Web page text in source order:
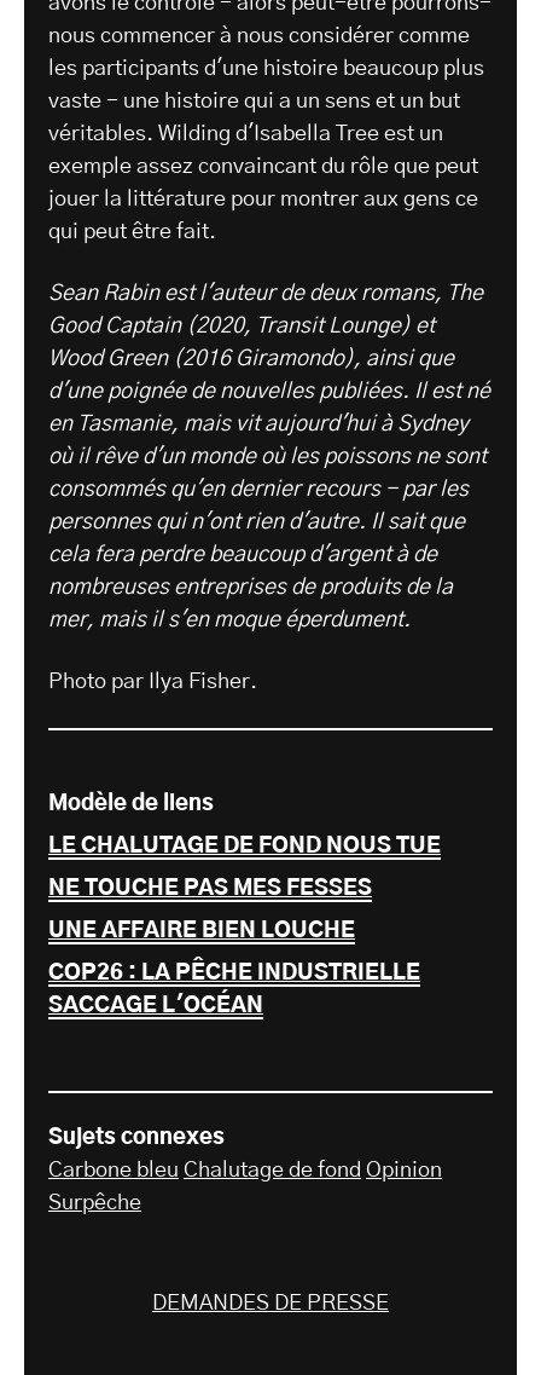
nous commencer à nous considérer comme
les participants d'une histoire beaucoup plus
vaste - une histoire qui a un sens et un but
véritables. Wilding d'Isabella Tree est un
exemple assez convaincant du rôle que peut
jouer la littérature pour montrer aux gens ce
qui peut être fait.
Sean Rabin est l'auteur de deux romans, The
Good Captain (2020, Transit Lounge) et
Wood Green (2016 Giramondo), ainsi que
d'une poignée de nouvelles publiées. Il est né
en Tasmanie, mais vit aujourd'hui à Sydney
où il rêve d'un monde où les poissons ne sont
consommés qu'en dernier recours - par les
personnes qui n'ont rien d'autre. Il sait que
cela fera perdre beaucoup d'argent à de
nombreuses entreprises de produits de la
mer, mais il s'en moque éperdument.
Photo par Ilya Fisher.
Modèle de liens
LE CHALUTAGE DE FOND NOUS TUE
NE TOUCHE PAS MES FESSES
UNE AFFAIRE BIEN LOUCHE
COP26 : LA PÊCHE INDUSTRIELLE
SACCAGE L'OCÉAN
Sujets connexes
Carbone bleu Chalutage de fond Opinion
Surpêche
DEMANDES DE PRESSE